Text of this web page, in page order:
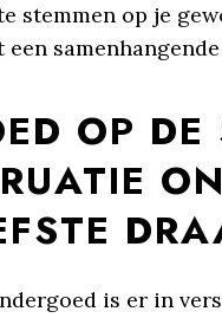
stemmen op je
een
OP
is er in